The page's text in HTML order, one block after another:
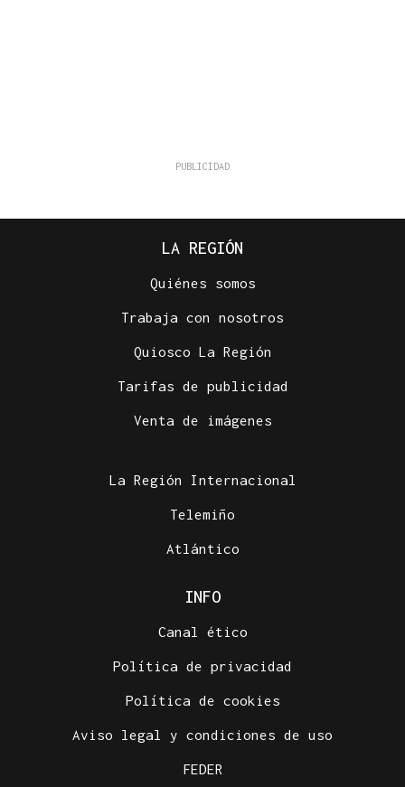
LA REGIÓN
Quiénes somos
Trabaja con nosotros
Quiosco La Región
Tarifas de publicidad
Venta de imágenes
La Región Internacional
Telemiño
Atlántico
INFO
Canal ético
Política de privacidad
Política de cookies
Aviso legal y condiciones de uso
FEDER